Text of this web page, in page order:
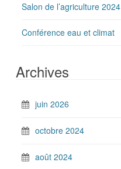
Salon de l’agriculture 2024
Conférence eau et climat
Archives
juin 2026
octobre 2024
août 2024